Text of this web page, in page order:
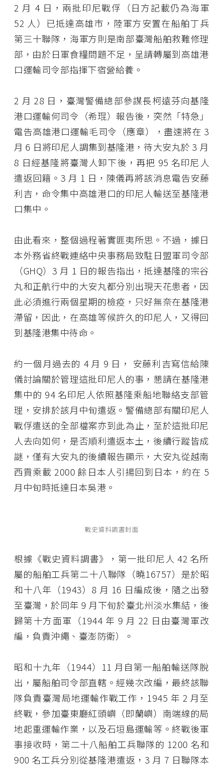
2 月 4 日，兩批印尼戰俘（日方記載仍為海軍
52 人）已抵達高雄市，陸軍方安置在船舶丁兵
第三十聯隊，海軍方則是南部臺灣船舶救難修理
部，由於日軍食糧問題不足，呈請轉屬到高雄港
口運輸司令部指揮下宿營給養。
2 月 28 日，臺灣警備總部參謀長柯遠芬向基隆
港口運輸何司令（希琨）報告後，突然「特急」
電告高雄港口運輸毛司令（應章），盡速將在 3
月 6 日將印尼人調集到基隆港，待大安丸於 3 月
8 日經基隆將臺灣人卸下後，再把 95 名印尼人
遣返回籍。3 月 1 日，陳儀再將該消息電告安藤
利吉，命令集中高雄港口的印尼人輸送至基隆港
口集中。
由此看來，整個過程著實匪夷所思。不過，據日
本外務省終戰連絡中央事務局致駐日盟軍司令部
（GHQ）3 月 1 日的報告指出，抵達基隆的宗谷
丸和正航行中的大安丸都分別出現天花患者，因
此必須進行兩個星期的檢疫，只好無奈在基隆港
滯留，因此，在高雄等候許久的印尼人，又得回
到基隆港集中待命。
約一個月過去的 4 月 9 日， 安藤利吉寫信給陳
儀討論關於管理這批印尼人的事，懇請在基隆港
集中的 94 名印尼人依照基隆乘船地聯絡支部管
理，安排於該月中旬遣返。警備總部有關印尼人
戰俘遣送的全部檔案亦到此為止，至於這批印尼
人去向如何，是否順利遣返本土，後續行蹤皆成
謎，僅有大安丸的後續報告顯示，大安丸從越南
西貢乘載 2000 餘日本人引揚回到日本，約在 5
月中旬時抵達日本吳港。
戰史資料調書封面
根據《戰史資料調書》，第一批印尼人 42 名所
屬的船舶工兵第二十八聯隊（曉16757）是於昭
和十八年（1943）8 月 16 日編成後，隨之出發
至臺灣，於同年 9 月下旬於臺北州淡水集結，後
歸第十方面軍（1944 年 9 月 22 日由臺灣軍改
編，負責沖繩、臺澎防衛）。
昭和十九年（1944）11 月自第一船舶輸送隊脫
出，屬船舶司令部直轄。經幾次改編，最終該聯
隊負責臺灣局地運輸作戰工作，1945 年 2 月至
終戰，參加臺東廳紅頭嶼（即蘭嶼）南端線的局
地起重運輸作業，以及石垣島運輸等。終戰後軍
事接收時，第二十八船舶工兵聯隊的 1200 名和
900 名工兵分別從基隆港遣返，3 月 7 日聯隊本